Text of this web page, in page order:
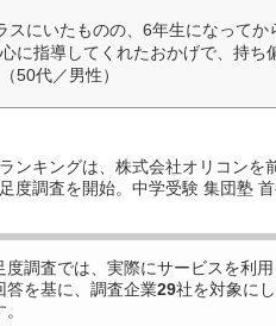
スにいたものの、6年生になって
に指導してくれたおかげで、持
50代／男性）
ンキングは、株式会社オリコン
度調査を開始。中学受験 集団塾
度調査では、実際にサービスを利用
答を基に、調査企業29社を対象に